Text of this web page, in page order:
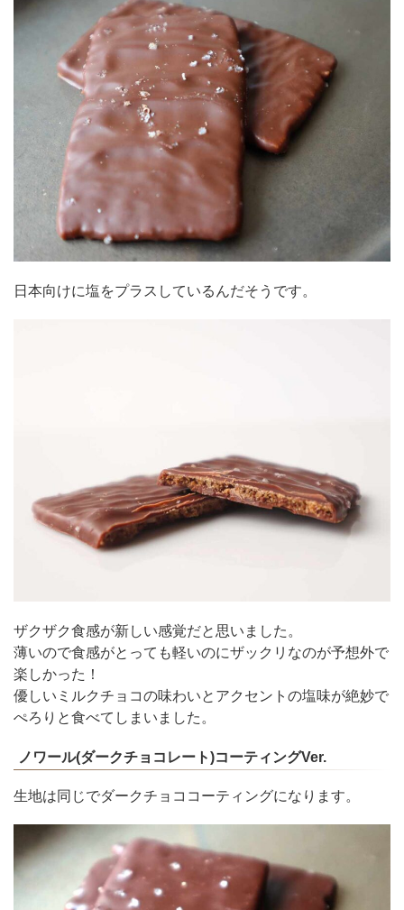
日本向けに塩をプラスしているんだそうです。
ザクザク食感が新しい感覚だと思いました。
薄いので食感がとっても軽いのにザックリなのが予想外で
楽しかった！
優しいミルクチョコの味わいとアクセントの塩味が絶妙で
ぺろりと食べてしまいました。
ノワール(ダークチョコレート)コーティングVer.
生地は同じでダークチョココーティングになります。